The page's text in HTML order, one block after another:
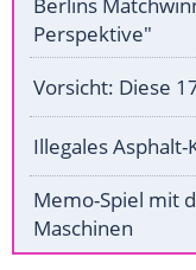
Berlins
Perspektive"
Vorsicht: Diese
Illegales
Memo-Spiel mit
Maschinen